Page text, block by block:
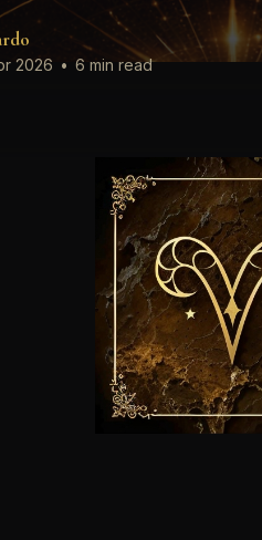
2026 • 6 min read